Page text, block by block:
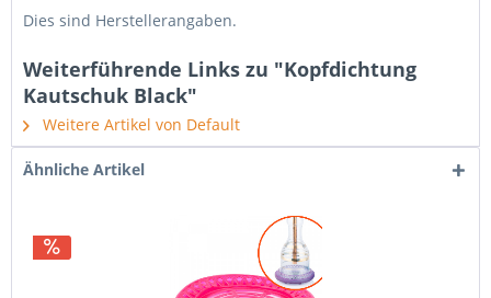
Dies sind Herstellerangaben.
Weiterführende Links zu "Kopfdichtung
Kautschuk Black"
Weitere Artikel von Default
Ähnliche Artikel